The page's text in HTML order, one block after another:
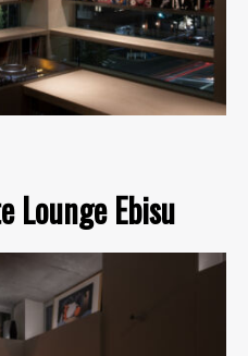
Lounge Ebisu